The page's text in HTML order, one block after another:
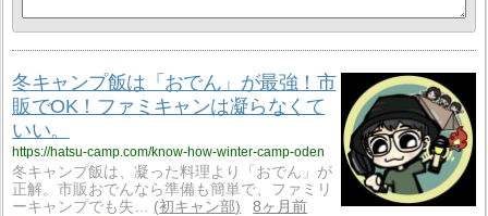
冬キャンプ飯は「おでん」が最強！市
販でOK！ファミキャンは凝らなくて
いい。
https://hatsu-camp.com/know-how-winter-camp-oden
冬キャンプ飯は、凝った料理より「おでん」が
正解。市販おでんなら準備も簡単で、ファミリ
ーキャンプでも失…
初キャン部
8ヶ月前